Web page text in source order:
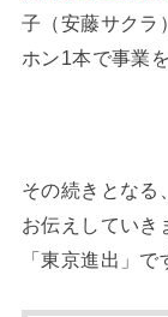
子（安藤サクラ
ホン1本で事業
その続きとなる
お伝えしていき
「東京進出」で